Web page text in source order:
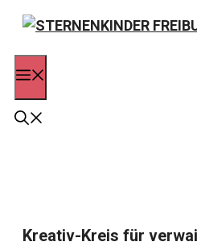
Zum
springen
Kreativ-Kreis für